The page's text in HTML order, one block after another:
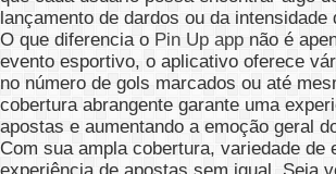
lançamento de dardos ou da
O que diferencia o Pin Up app não é
evento esportivo, o aplicativo oferece
no número de gols marcados ou até
cobertura abrangente garante uma
apostas e aumentando a emoção geral
Com sua ampla cobertura, variedade